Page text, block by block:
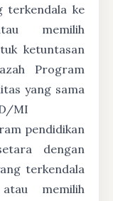
terkendala ke
memilih
ketuntasan
Program
yang sama
MI
pendidikan
dengan
terkendala
memilih